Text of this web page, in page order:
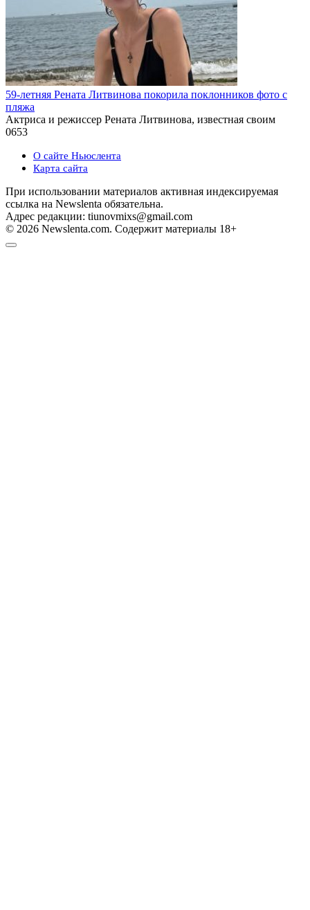
59-летняя Рената Литвинова покорила поклонников фото с
пляжа
Актриса и режиссер Рената Литвинова, известная своим
0653
О сайте Ньюслента
Карта сайта
При использовании материалов активная индексируемая
ссылка на Newslenta обязательна.
Адрес редакции: tiunovmixs@gmail.com
© 2026 Newslenta.com. Содержит материалы 18+